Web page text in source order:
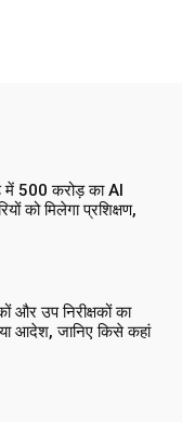
में 500 करोड़ का AI
को मिलेगा प्रशिक्षण,
और उप निरीक्षकों का
आदेश, जानिए किसे कहां